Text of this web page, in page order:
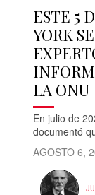
ESTE 5
YORK
LA ONU
En julio de
documentó
AGOSTO 6,